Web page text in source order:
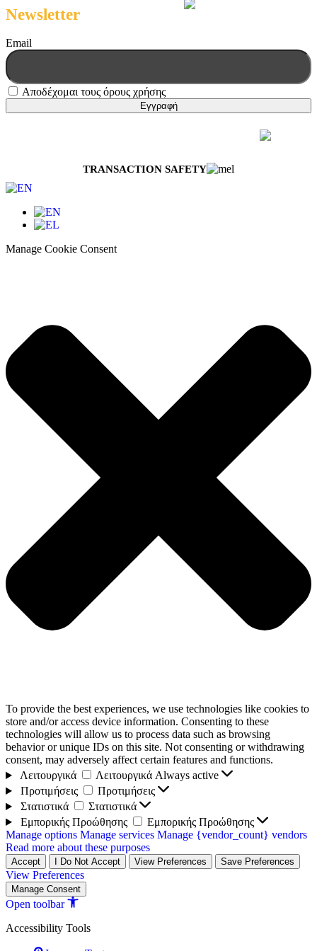
Newsletter
Email
Αποδέχομαι τους όρους χρήσης
TRANSACTION SAFETY
Manage Cookie Consent
To provide the best experiences, we use technologies like cookies to
store and/or access device information. Consenting to these
technologies will allow us to process data such as browsing
behavior or unique IDs on this site. Not consenting or withdrawing
consent, may adversely affect certain features and functions.
Λειτουργικά
Λειτουργικά Always active
Προτιμήσεις
Προτιμήσεις
Στατιστικά
Στατιστικά
Εμπορικής Προώθησης
Εμπορικής Προώθησης
Manage options Manage services Manage {vendor_count} vendors
Read more about these purposes
Accept I Do Not Accept View Preferences Save Preferences
View Preferences
Manage Consent
Open toolbar
Accessibility Tools